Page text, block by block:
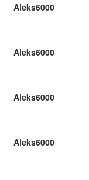
Aleks6000
Aleks6000
Aleks6000
Aleks6000